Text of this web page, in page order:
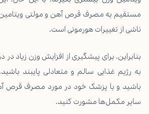
مستقیم به مصرف قرص آهن و مولتی ویتامین
ناشی از تغییرات هورمونی است.
بنابراین، برای پیشگیری از افزایش وزن زیاد در
به رژیم غذایی سالم و متعادلی پایبند
باشید و با پزشک خود در مورد مصرف قرص
سایر مکمل‌ها مشورت کنید.